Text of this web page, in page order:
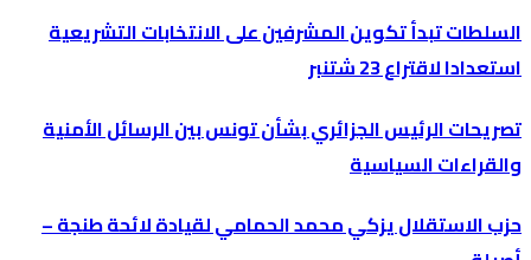
السلطات تبدأ تكوين المشرفين على الانتخابات التشريعية
استعدادا لاقتراع 23 شتنبر
تصريحات الرئيس الجزائري بشأن تونس بين الرسائل الأمنية
والقراءات السياسية
حزب الاستقلال يزكي محمد الحمامي لقيادة لائحة طنجة –